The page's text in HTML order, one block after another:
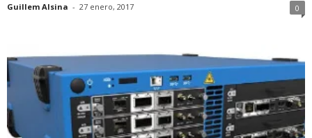
Guillem Alsina - 27 enero, 2017 0